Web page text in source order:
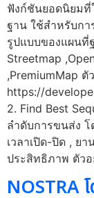
ฟังก์ชันยอดนิยมที่
ฐาน ใช้สำหรับกา
รูปแบบของแผนที่
Streetmap
,PremiumMap
https://
2. Find Best
ลำดับการขนส่ง โ
เวลาเปิด-ปิด , ย
ประสิทธิภาพ ตัว
NOSTRA